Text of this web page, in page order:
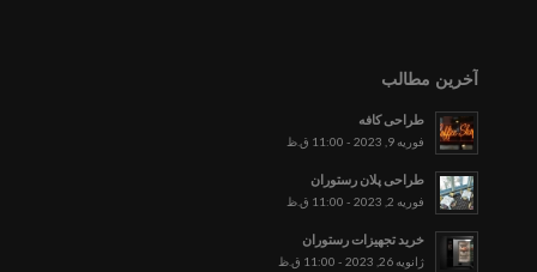
آخرین مطالب
طراحی کافه
فوریه 9, 2023 - 11:00 ق.ظ
طراحی پلان رستوران
فوریه 2, 2023 - 11:00 ق.ظ
خرید تجهیزات رستوران
ژانویه 26, 2023 - 11:00 ق.ظ